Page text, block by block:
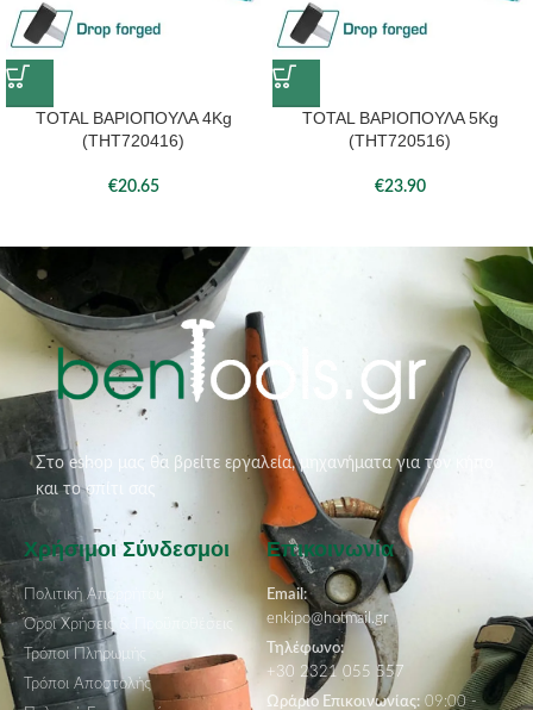
TOTAL ΒΑΡΙΟΠΟΥΛΑ 4Kg
(THT720416)
€20.65
TOTAL ΒΑΡΙΟΠΟΥΛΑ 5Kg
(THT720516)
€23.90
Στο eshop μας θα βρείτε εργαλεία, μηχανήματα για τον κήπο
και το σπίτι σας
Χρήσιμοι Σύνδεσμοι
Πολιτική Απορρήτου
Όροι Χρήσεις & Προϋποθέσεις
Τρόποι Πληρωμής
Τρόποι Αποστολής
Επικοινωνία
Email:
enkipo@hotmail.gr
Τηλέφωνο:
+30 2321 055 557
Ωράριο Επικοινωνίας: 09:00 -